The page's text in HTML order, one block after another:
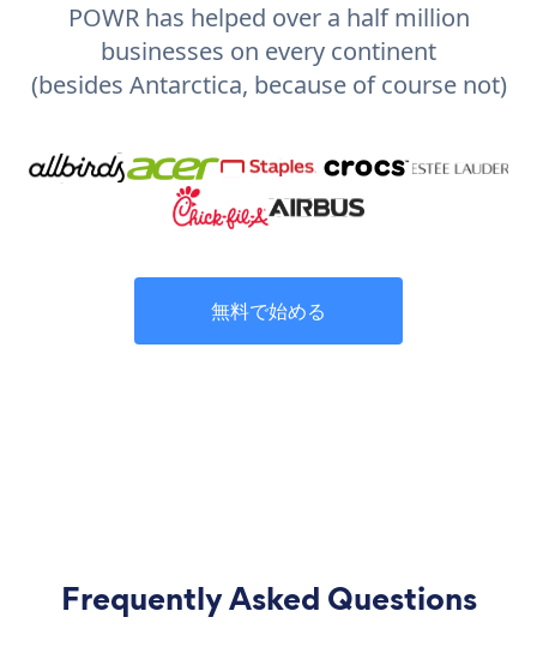
POWR has helped over a half million
businesses on every continent
(besides Antarctica, because of course not)
無料で始める
Frequently Asked Questions